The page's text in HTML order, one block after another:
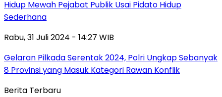
Hidup Mewah Pejabat Publik Usai Pidato Hidup
Sederhana
Rabu, 31 Juli 2024 - 14:27 WIB
Gelaran Pilkada Serentak 2024, Polri Ungkap Sebanyak
8 Provinsi yang Masuk Kategori Rawan Konflik
Berita Terbaru